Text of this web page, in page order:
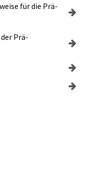
für die Prä-
Prä-